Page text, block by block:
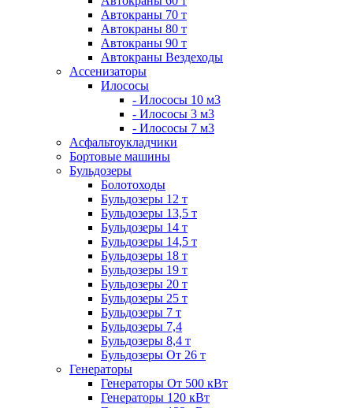
Автокраны 70 т
Автокраны 80 т
Автокраны 90 т
Автокраны Вездеходы
Ассенизаторы
Илососы
- Илососы 10 м3
- Илососы 3 м3
- Илососы 7 м3
Асфальтоукладчики
Бортовые машины
Бульдозеры
Болотоходы
Бульдозеры 12 т
Бульдозеры 13,5 т
Бульдозеры 14 т
Бульдозеры 14,5 т
Бульдозеры 18 т
Бульдозеры 19 т
Бульдозеры 20 т
Бульдозеры 25 т
Бульдозеры 7 т
Бульдозеры 7,4
Бульдозеры 8,4 т
Бульдозеры От 26 т
Генераторы
Генераторы От 500 кВт
Генераторы 120 кВт